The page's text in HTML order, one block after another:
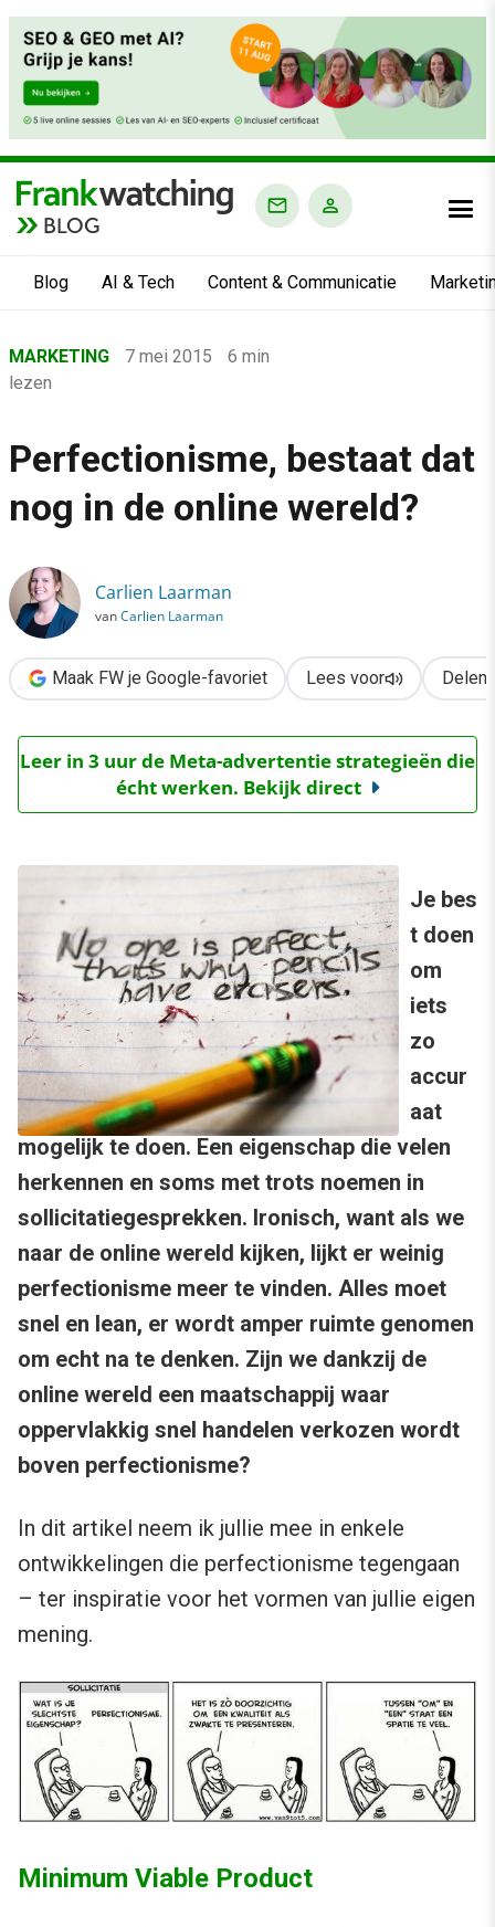
BLOG
Blog AI & Tech Content & Communicatie
›
Marketing
›
MARKETING 7 mei 2015
6 min
lezen
Perfectionisme, bestaat dat
nog in de online wereld?
Carlien Laarman
vanCarlien Laarman
Maak FW je Google-favoriet Lees voor Delen
Leer in 3 uur de Meta-advertentie strategieën die
écht werken. Bekijk direct
Je bes
t doen
om
iets
zo
accur
aat
mogelijk te doen. Een eigenschap die velen
herkennen en soms met trots noemen in
sollicitatiegesprekken. Ironisch, want als we
naar de online wereld kijken, lijkt er weinig
perfectionisme meer te vinden. Alles moet
snel en lean, er wordt amper ruimte genomen
om echt na te denken. Zijn we dankzij de
online wereld een maatschappij waar
oppervlakkig snel handelen verkozen wordt
boven perfectionisme?
In dit artikel neem ik jullie mee in enkele
ontwikkelingen die perfectionisme tegengaan
– ter inspiratie voor het vormen van jullie eigen
mening.
Minimum Viable Product